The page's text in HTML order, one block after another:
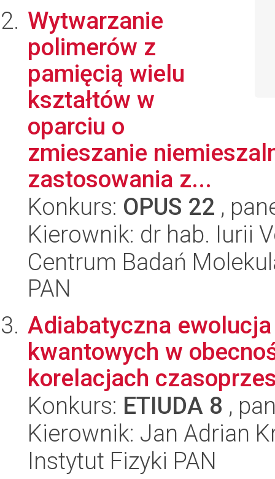
Wytwarzanie
polimerów z
pamięcią wielu
kształtów w
oparciu o
zmieszanie
zastosowania z...
Konkurs: OPUS 22 ,
Kierownik: dr hab. Iurii
Centrum Badań
PAN
Adiabatyczna
kwantowych w
korelacjach
Konkurs: ETIUDA 8 ,
Kierownik: Jan Adrian
Instytut Fizyki PAN